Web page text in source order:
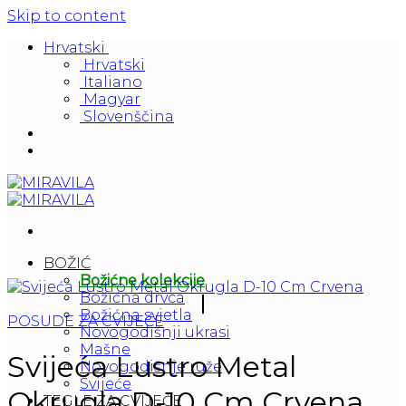
Skip to content
Hrvatski
Hrvatski
Italiano
Magyar
Slovenščina
BOŽIĆ
Božićne kolekcije
Božićna drvca
Božićna svjetla
Novogodišnji ukrasi
Mašne
Novogodišnje ruže
Svijeće
TEGLE ZA CVIJEĆE
POSUDE ZA CVIJEĆE
Svijeća Lustro Metal